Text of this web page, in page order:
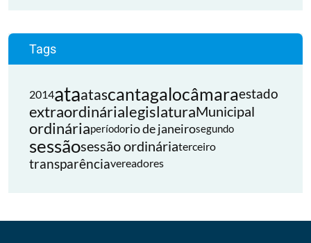
Tags
2014ataatascantagalocâmaraestado
extraordinárialegislaturaMunicipal
ordináriaperíodorio de janeirosegundo
sessãosessão ordináriaterceiro
transparênciavereadores